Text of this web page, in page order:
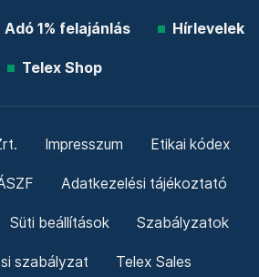
Adó 1% felajánlás Hírlevelek
Telex Shop
Impresszum Etikai kódex
Adatkezelési tájékoztató
Süti beállítások Szabályzatok
szabályzat Telex Sales